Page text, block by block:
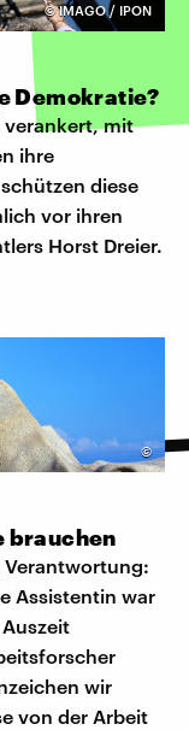
©IMAGO / IPON
Demokratie?
verankert, mit
ihre
diese
vor ihren
Horst Dreier.
©
brauchen
Verantwortung:
Assistentin war
wir
von der Arbeit